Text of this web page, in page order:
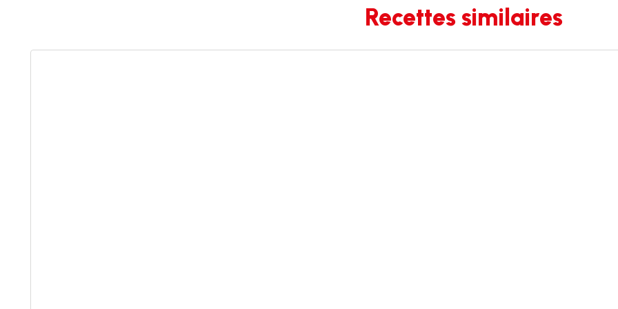
Recettes similaires